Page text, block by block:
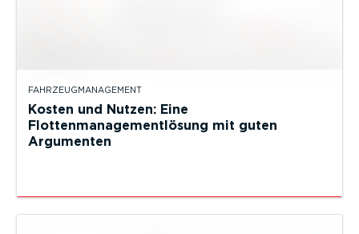
FAHRZEUGMANAGEMENT
Kosten und Nutzen: Eine
Flottenmanagementlösung mit guten
Argumenten